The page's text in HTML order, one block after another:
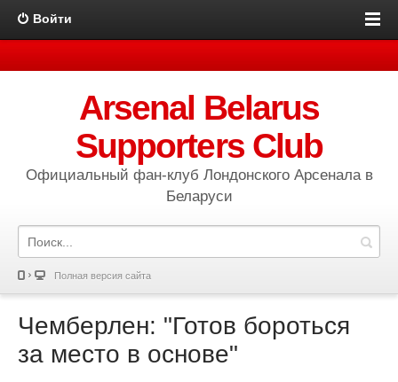
Войти
Arsenal Belarus
Supporters Club
Официальный фан-клуб Лондонского Арсенала в
Беларуси
Полная версия сайта
Чемберлен: "Готов бороться
за место в основе"